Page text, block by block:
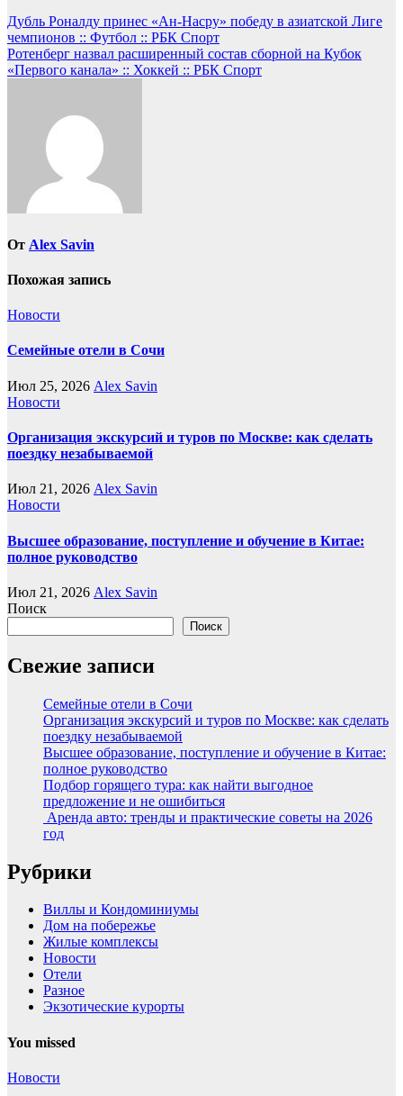
Навигация
по
записям
Дубль Роналду принес «Ан-Насру» победу в азиатской Лиге
чемпионов :: Футбол :: РБК Спорт
Ротенберг назвал расширенный состав сборной на Кубок
«Первого канала» :: Хоккей :: РБК Спорт
От Alex Savin
Похожая запись
Новости
Семейные отели в Сочи
Июл 25, 2026 Alex Savin
Новости
Организация экскурсий и туров по Москве: как сделать
поездку незабываемой
Июл 21, 2026 Alex Savin
Новости
Высшее образование, поступление и обучение в Китае:
полное руководство
Июл 21, 2026 Alex Savin
Поиск
Поиск
Свежие записи
Семейные отели в Сочи
Организация экскурсий и туров по Москве: как сделать
поездку незабываемой
Высшее образование, поступление и обучение в Китае:
полное руководство
Подбор горящего тура: как найти выгодное
предложение и не ошибиться
Аренда авто: тренды и практические советы на 2026
год
Рубрики
Виллы и Кондоминиумы
Дом на побережье
Жилые комплексы
Новости
Отели
Разное
Экзотические курорты
You missed
Новости